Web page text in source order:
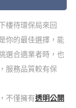
樓待環保局來回
你的最佳選擇，能
選合適業者時，也
，服務品質較有保
不僅擁有透明公開